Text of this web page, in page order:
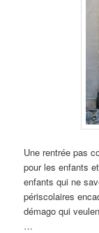
Une rentrée pas
pour les enfants
enfants qui ne
périscolaires
démago qui
…